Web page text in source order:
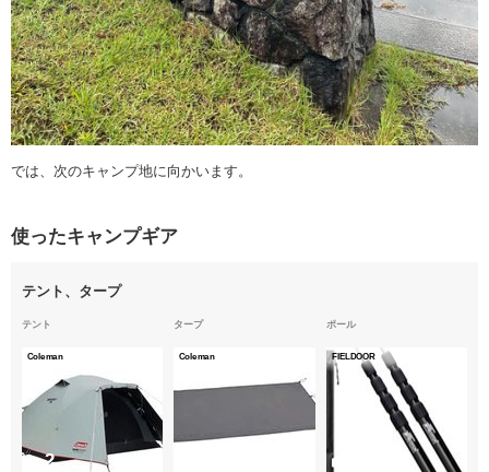
では、次のキャンプ地に向かいます。
使ったキャンプギア
テント、タープ
テント
Coleman
2
タープ
Coleman
ポール
FIELDOOR